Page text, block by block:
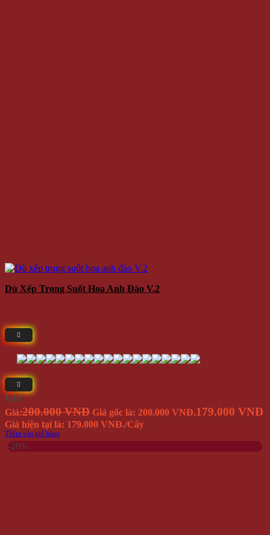
Dù Xếp Trong Suốt Hoa Anh Đào V.2
Giá
Giá:200.000 VNĐ Giá gốc là: 200.000 VNĐ.179.000 VNĐ
Giá hiện tại là: 179.000 VNĐ./Cây
Thêm vào giỏ hàng
-20%